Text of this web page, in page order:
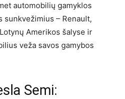
automobilių gamyklos
sunkvežimius – Renault,
Amerikos šalyse ir
veža savos gamybos
Semi: